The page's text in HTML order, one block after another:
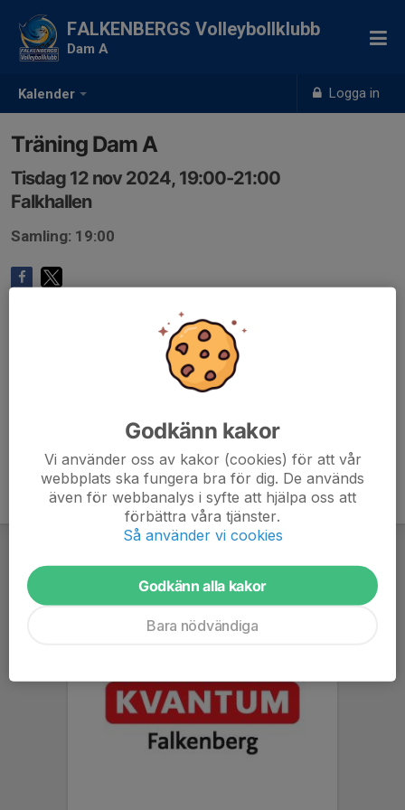
Kalender Logga in
FALKENBERGS Volleybollklubb
Dam A
Träning Dam A
Tisdag 12 nov 2024, 19:00-21:00
Falkhallen
Samling: 19:00
Godkänn kakor
Vi använder oss av kakor (cookies) för att vår
webbplats ska fungera bra för dig. De används
även för webbanalys i syfte att hjälpa oss att
förbättra våra tjänster.
Så använder vi cookies
Godkänn alla kakor
Bara nödvändiga